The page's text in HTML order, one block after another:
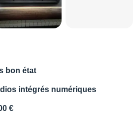
bon état
intégrés numériques
€